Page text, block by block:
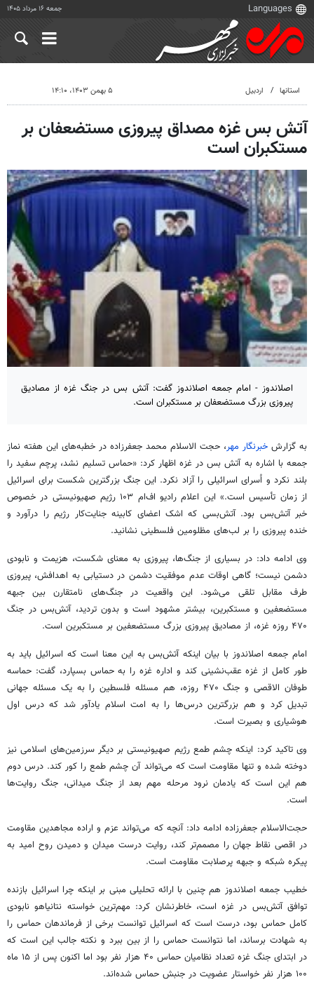
جمعه ۱۶ مرداد ۱۴۰۵
استانها اردبیل ۵ بهمن ۱۴۰۳، ۱۴:۱۰
آتش بس غزه مصداق پیروزی مستضعفان بر
مستکبران است
اصلاندوز - امام جمعه اصلاندوز گفت: آتش بس در جنگ غزه از مصادیق
پیروزی بزرگ مستضعفان بر مستکبران است.
به گزارش خبرنگار مهر، حجت الاسلام محمد جعفرزاده در خطبه‌های این هفته نماز
جمعه با اشاره به آتش بس در غزه اظهار کرد: «حماس تسلیم نشد، پرچم سفید را
بلند نکرد و اُسرای اسرائیلی را آزاد نکرد. این جنگ بزرگترین شکست برای اسرائیل
از زمان تأسیس است.» این اعلام رادیو اف‌ام
۱۰۳ رژیم صهیونیستی در خصوص
خبر آتش‌بس بود. آتش‌بسی که اشک اعضای کابینه جنایت‌کار رژیم را درآورد و
خنده پیروزی را بر لب‌های مظلومین فلسطینی نشانید.
وی ادامه داد: در بسیاری از جنگ‌ها، پیروزی به معنای شکست، هزیمت و نابودی
دشمن نیست؛ گاهی اوقات عدم موفقیت دشمن در دستیابی به اهدافش، پیروزی
طرف مقابل تلقی می‌شود. این واقعیت در جنگ‌های نامتقارن بین جبهه
مستضعفین و مستکبرین، بیشتر مشهود است و بدون تردید، آتش‌بس در جنگ
۴۷۰ روزه غزه، از مصادیق پیروزی بزرگ مستضعفین بر مستکبرین است.
امام جمعه اصلاندوز با بیان اینکه آتش‌بس به این معنا است که اسرائیل باید به
طور کامل از غزه عقب‌نشینی کند و اداره غزه را به حماس بسپارد، گفت: حماسه
طوفان الاقصی و جنگ ۴۷۰ روزه، هم مسئله فلسطین را به یک مسئله جهانی
تبدیل کرد و هم بزرگترین درس‌ها را به امت اسلام یادآور شد که درس اول
هوشیاری و بصیرت است.
وی تاکید کرد: اینکه چشم طمع رژیم صهیونیستی بر دیگر سرزمین‌های اسلامی نیز
دوخته شده و تنها مقاومت است که می‌تواند آن چشم طمع را کور کند. درس دوم
هم این است که یادمان نرود مرحله مهم بعد از جنگ میدانی، جنگ روایت‌ها
است.
حجت‌الاسلام جعفرزاده ادامه داد: آنچه که می‌تواند عزم و اراده مجاهدین مقاومت
در اقصی نقاط جهان را مصمم‌تر کند، روایت درست میدان و دمیدن روح امید به
پیکره شبکه و جبهه پرصلابت مقاومت است.
خطیب جمعه اصلاندوز هم چنین با ارائه تحلیلی مبنی بر اینکه چرا اسرائیل بازنده
توافق آتش‌بس در غزه است، خاطرنشان کرد: مهم‌ترین خواسته نتانیاهو نابودی
کامل حماس بود، درست است که اسرائیل توانست برخی از فرماندهان حماس را
به شهادت برساند، اما نتوانست حماس را از بین ببرد و نکته جالب این است که
در ابتدای جنگ غزه تعداد نظامیان حماس ۴۰ هزار نفر بود اما اکنون پس از ۱۵ ماه
۱۰۰ هزار نفر خواستار عضویت در جنبش حماس شده‌اند.